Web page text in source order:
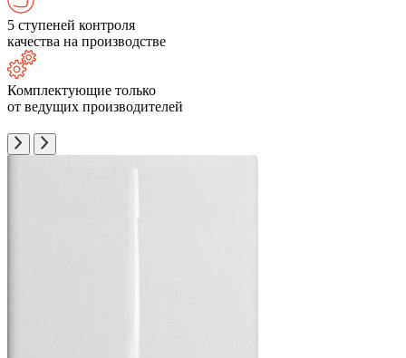
5 ступеней контроля
качества на производстве
Комплектующие только
от ведущих производителей